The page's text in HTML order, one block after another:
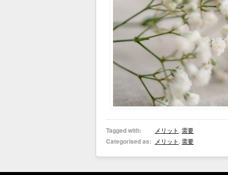
Tagged with: メリット 需要
Categorised as: メリット 需要